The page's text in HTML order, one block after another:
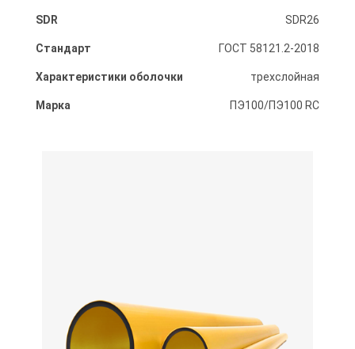
SDR SDR26
Стандарт ГОСТ 58121.2-2018
Характеристики оболочки трехслойная
Марка ПЭ100/ПЭ100 RC